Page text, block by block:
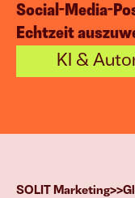
Social
Video
Social-Media-
Echtzeit
KI &
SOLIT Marketing>>